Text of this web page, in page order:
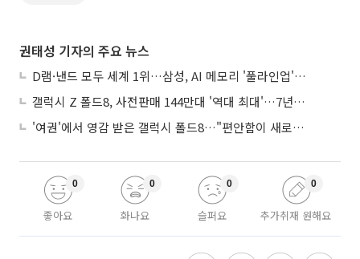
권태성 기자의 주요 뉴스
D램·낸드 모두 세계 1위…삼성, AI 메모리 '풀라인업'으로 승부
갤럭시 Z 폴드8, 사전판매 144만대 '역대 최대'…7년만에 갤노트10 기록 넘어
'여권'에서 영감 받은 갤럭시 폴드8…"편안함이 새로운 디자인 경쟁력"
좋아요
0
화나요
0
슬퍼요
0
추가취재 원해요
0